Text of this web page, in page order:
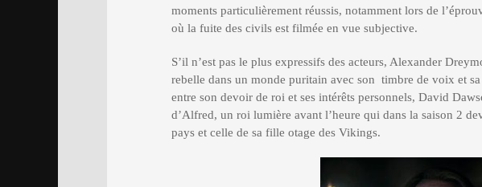
moments particulièrement réussis, notamment lors de
où la fuite des civils est filmée en vue subjective.
S’il n’est pas le plus expressifs des acteurs, Alexander
rebelle dans un monde puritain avec son timbre de voix et
entre son devoir de roi et ses intérêts personnels, David
d’Alfred, un roi lumière avant l’heure qui dans la saison 2
pays et celle de sa fille otage des Vikings.